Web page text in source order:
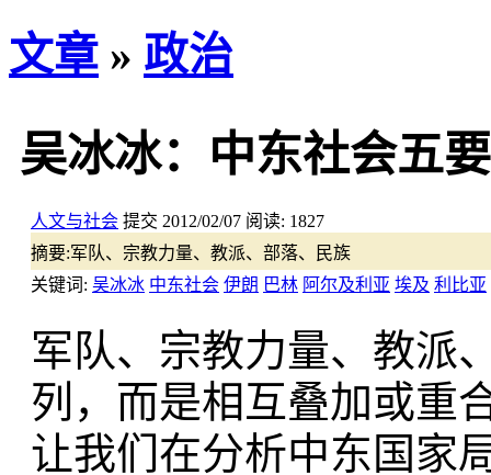
文章 » 政治
吴冰冰：中东社会五
人文与社会 提交 2012/02/07 阅读: 1827
摘要:军队、宗教力量、教派、部落、民族
关键词: 吴冰冰 中东社会 伊朗 巴林 阿尔及利亚 埃及 利比亚
军队、宗教力量、教派
列，而是相互叠加或重
让我们在分析中东国家